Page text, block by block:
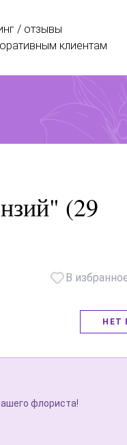
/ отзывы
клиентам
(29
В
НЕТ
флориста!